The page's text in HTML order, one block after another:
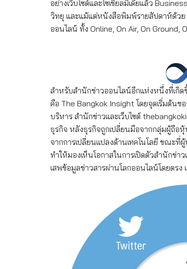
อย่างเว็บไซต์และโซเชียลมีเดียแล้ว
วิทยุ และแม้แต่หนังสือพิมพ์รายสัปดาห์ด้ว
ออนไลน์ ทั้ง Online, On Air, On Ground,
สำหรับสำนักข่าวออนไลน์อีกแห่งหนึ่งที่เกิ
คือ The Bangkok Insight โดยจุดเริ่มต้น
บริหาร สำนักข่าวและเว็บไซต์
ธุรกิจ หลังธุรกิจถูกเปลี่ยนมือจากกลุ่มผู้ถือ
จากการเปลี่ยนแปลงด้านเทคโนโลยี ขณะ
ทำให้มองเห็นโอกาสในการเปิดตัวสำนักข่า
เสพข้อมูลข่าวสารผ่านโลกออนไลน์โดยตรง